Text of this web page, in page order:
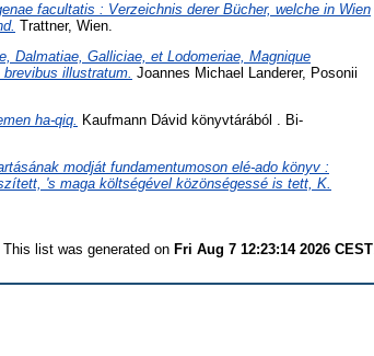
facultatis : Verzeichnis derer Bücher, welche in Wien
Trattner, Wien.
Dalmatiae, Galliciae, et Lodomeriae, Magnique
illustratum. Joannes Michael Landerer, Posonii
ha-qiq.
Kaufmann Dávid könyvtárából . Bi-
modját fundamentumoson elé-ado könyv :
's maga költségével közönségessé is tett, K.
This list was generated on Fri Aug 7 12:23:14 2026 CEST